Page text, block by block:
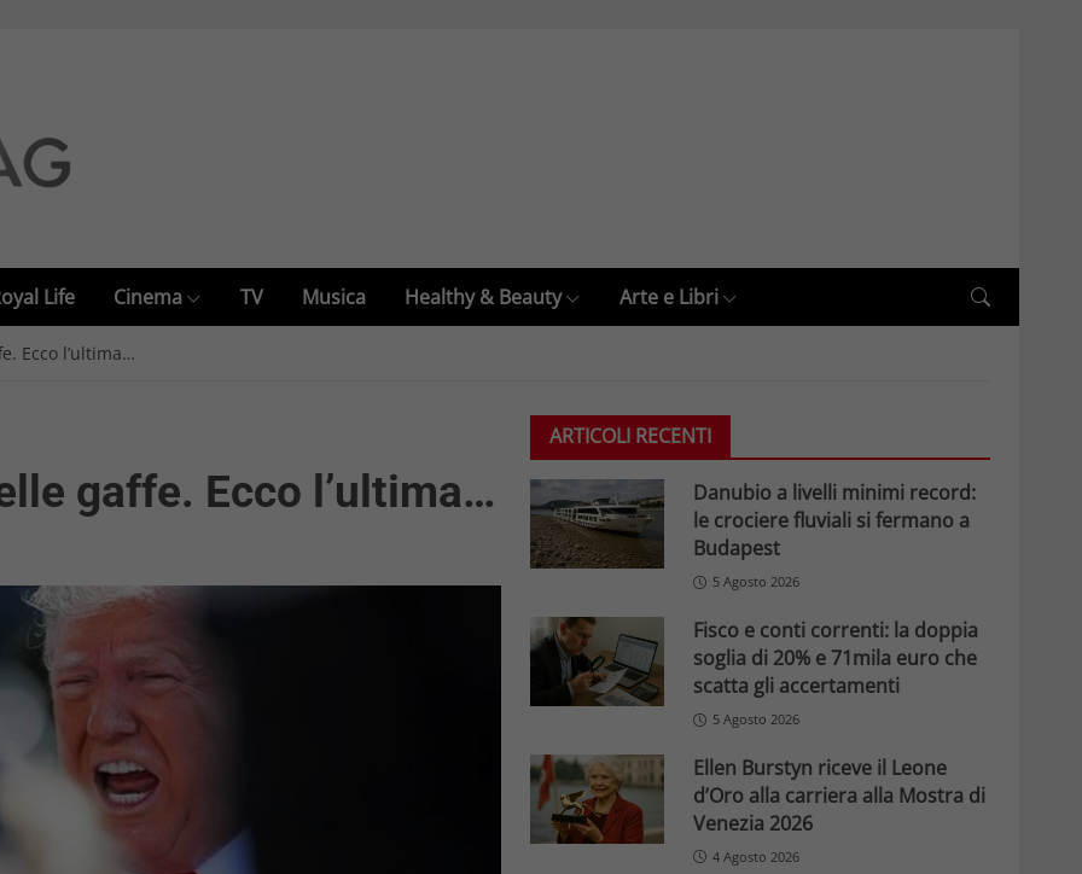
Life Cinema TV Musica Healthy & Beauty Arte e Libri
Ecco l’ultima…
gaffe. Ecco l’ultima…
ARTICOLI RECENTI
Danubio a livelli minimi record:
le crociere fluviali si fermano a
Budapest
5 Agosto 2026
Fisco e conti correnti: la doppia
soglia di 20% e 71mila euro che
scatta gli accertamenti
5 Agosto 2026
Ellen Burstyn riceve il Leone
d’Oro alla carriera alla Mostra di
Venezia 2026
4 Agosto 2026